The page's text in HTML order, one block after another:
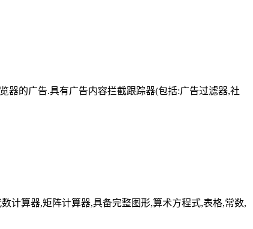
器的广告.具有广告内容拦截跟踪器(包括:广告过滤器,社
计算器,矩阵计算器,具备完整图形,算术方程式,表格,常数,